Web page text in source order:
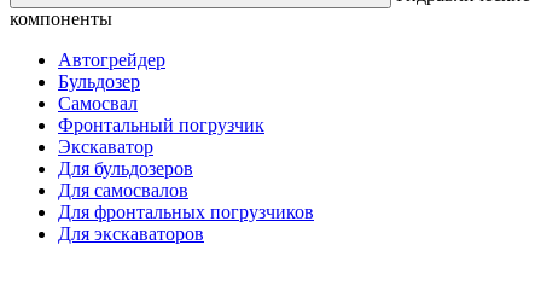
компоненты
Автогрейдер
Бульдозер
Самосвал
Фронтальный погрузчик
Экскаватор
Для бульдозеров
Для самосвалов
Для фронтальных погрузчиков
Для экскаваторов